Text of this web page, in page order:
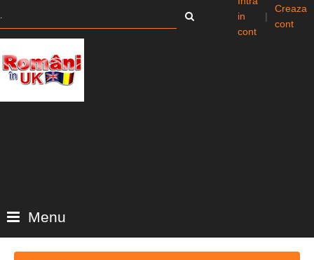
in
cont
|
Creaza
cont
Menu